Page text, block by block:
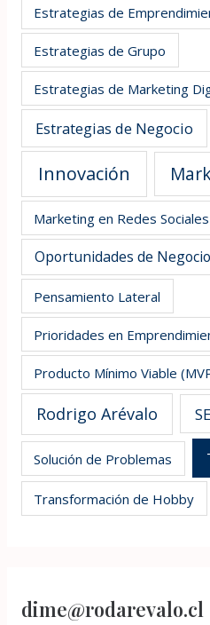
Estrategias de
Estrategias de Grupo
Estrategias de Marketing
Estrategias de Negocio
Innovación
Marketing en Redes Sociales
Oportunidades de Negocio
Pensamiento Lateral
Prioridades en
Producto Mínimo Viable
Rodrigo Arévalo
Solución de Problemas
Transformación de Hobby
dime@rodarevalo.cl